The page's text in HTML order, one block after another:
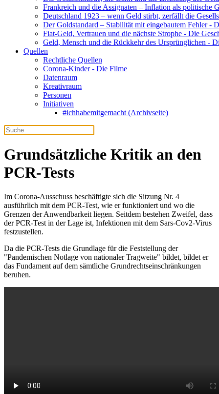
Frankreich und die Assignaten – Inflation als politische
Deutschland 1923 – wenn Geld stirbt, zerfällt die
Der Goldstandard – Stabilität mit eingebautem Fehler -
Fiat-Geld, Vertrauen und die nächste Strophe - Die
Geld, Mensch und die Rückkehr des Ursprünglichen -
Quellen
Rechtliche Quellen
Corona-Kinder - Die Filme
Datenraum
Kreativraum
Personen
Initiativen
#ichhabemitgemacht (Archivseite)
Grundsätzliche Kritik an den
PCR-Tests
Im Corona-Ausschuss beschäftigte sich die Sitzung Nr. 4
ausführlich mit dem PCR-Test, wie er funktioniert und wo die
Grenzen der Anwendbarkeit liegen. Seitdem bestehen Zweifel, dass
der PCR-Test in der Lage ist, Infektionen mit dem Sars-Cov2-Virus
festzustellen.
Da die PCR-Tests die Grundlage für die Feststellung der
"Pandemischen Notlage von nationaler Tragweite" bildet, bildet er
das Fundament auf dem sämtliche Grundrechtseinschränkungen
beruhen.